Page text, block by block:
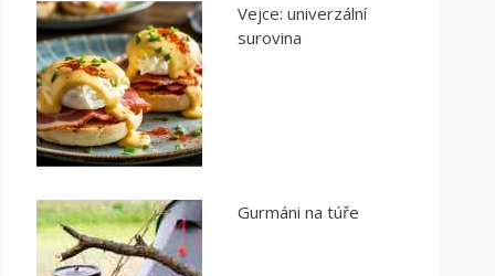
Vejce: univerzální
surovina
Gurmáni na túře